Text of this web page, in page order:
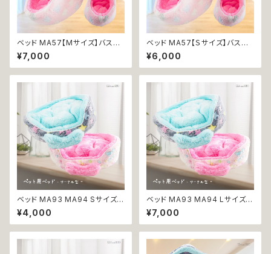
ベッド MA57【Mサイズ】バスケ
ット クッション ピンク 雲 犬 猫
ペット 服 リボン 秋冬 ふわ もこ
桃 空 ゆめかわ カラフル デコ 返
¥7,000
ベッド MA57【Ｓサイズ】バスケ
ット クッション ピンク 雲 犬 猫
ペット 服 リボン 秋冬 ふわ もこ
桃 空 ゆめかわ カラフル デコ 返
¥6,000
ベッド MA93 MA94 Sサイズ
サークル型 ネイビー ピンク ☆
リボン 肉球 ペットベッド クッシ
ョン 犬 猫 ペット 丸型 パステル
¥4,000
ベッド MA93 MA94 Lサイズ
サークル型 ネイビー ピンク ☆
リボン 肉球 ペットベッド クッシ
ョン 犬 猫 ペット 丸型 パステル
¥7,000